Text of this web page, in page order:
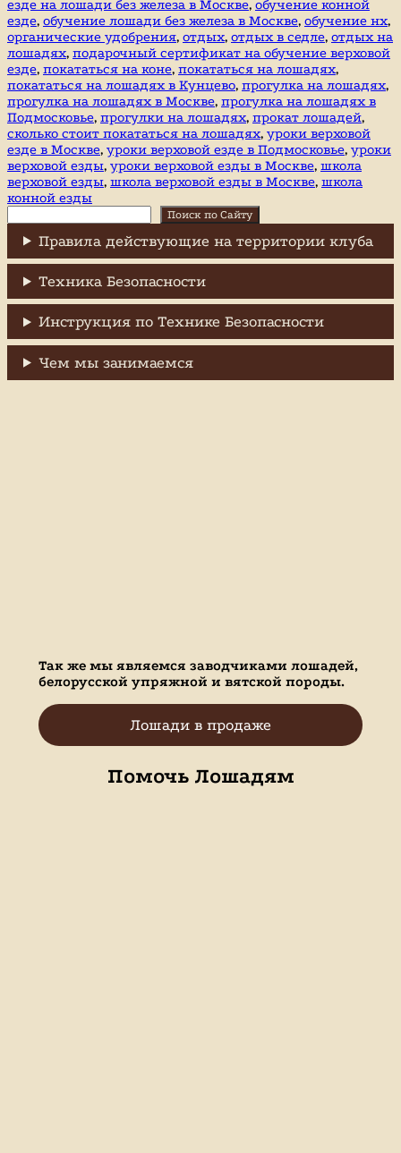
езде на лошади без железа в Москве, обучение конной
езде, обучение лошади без железа в Москве, обучение нх,
органические удобрения, отдых, отдых в седле, отдых на
лошадях, подарочный сертификат на обучение верховой
езде, покататься на коне, покататься на лошадях,
покататься на лошадях в Кунцево, прогулка на лошадях,
прогулка на лошадях в Москве, прогулка на лошадях в
Подмосковье, прогулки на лошадях, прокат лошадей,
сколько стоит покататься на лошадях, уроки верховой
езде в Москве, уроки верховой езде в Подмосковье, уроки
верховой езды, уроки верховой езды в Москве, школа
верховой езды, школа верховой езды в Москве, школа
конной езды
Поиск по Сайту
Правила действующие на территории клуба
Техника Безопасности
Инструкция по Технике Безопасности
Чем мы занимаемся
Так же мы являемся заводчиками лошадей,
белорусской упряжной и вятской породы.
Лошади в продаже
Помочь Лошадям